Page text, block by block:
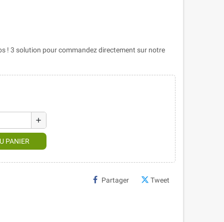
! 3 solution pour commandez directement sur notre
add
PANIER
Partager Tweet